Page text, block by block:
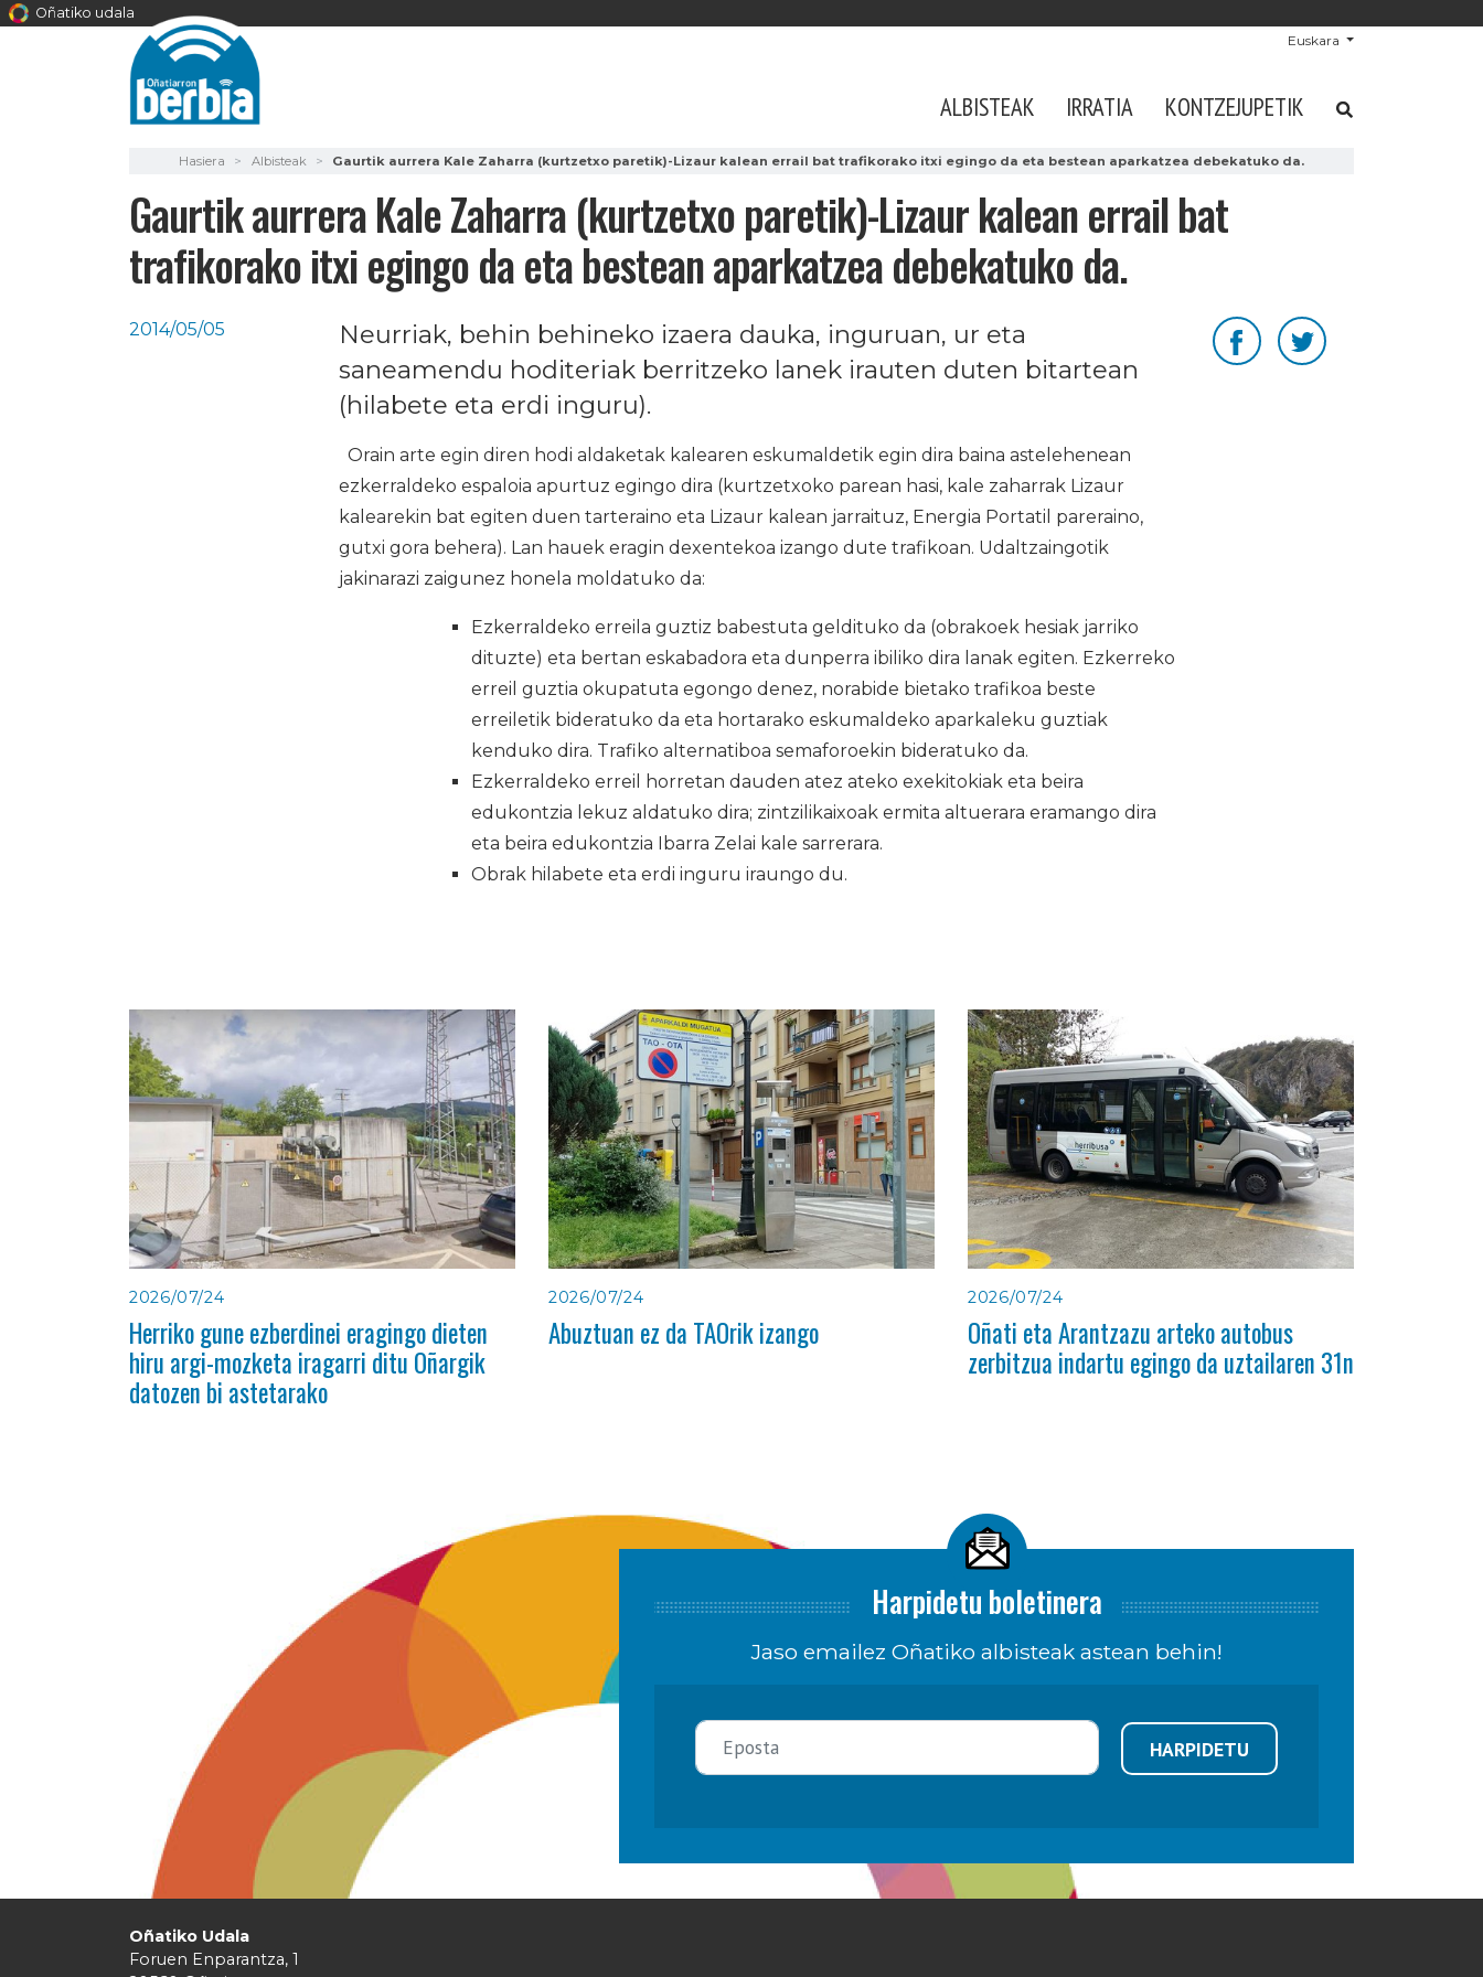
Oñatiko udala
Euskara
ALBISTEAK IRRATIA KONTZEJUPETIK
Hasiera Albisteak Gaurtik aurrera Kale Zaharra (kurtzetxo paretik)-Lizaur kalean errail bat trafikorako itxi egingo da eta bestean aparkatzea debekatuko da.
Gaurtik aurrera Kale Zaharra (kurtzetxo paretik)-Lizaur kalean errail bat
trafikorako itxi egingo da eta bestean aparkatzea debekatuko da.
2014/05/05
Neurriak, behin behineko izaera dauka, inguruan, ur eta
saneamendu hoditeriak berritzeko lanek irauten duten bitartean
(hilabete eta erdi inguru).
Orain arte egin diren hodi aldaketak kalearen eskumaldetik egin dira baina astelehenean
ezkerraldeko espaloia apurtuz egingo dira (kurtzetxoko parean hasi, kale zaharrak Lizaur
kalearekin bat egiten duen tarteraino eta Lizaur kalean jarraituz, Energia Portatil pareraino,
gutxi gora behera). Lan hauek eragin dexentekoa izango dute trafikoan. Udaltzaingotik
jakinarazi zaigunez honela moldatuko da:
Ezkerraldeko erreila guztiz babestuta geldituko da (obrakoek hesiak jarriko
dituzte) eta bertan eskabadora eta dunperra ibiliko dira lanak egiten. Ezkerreko
erreil guztia okupatuta egongo denez, norabide bietako trafikoa beste
erreiletik bideratuko da eta hortarako eskumaldeko aparkaleku guztiak
kenduko dira. Trafiko alternatiboa semaforoekin bideratuko da.
Ezkerraldeko erreil horretan dauden atez ateko exekitokiak eta beira
edukontzia lekuz aldatuko dira; zintzilikaixoak ermita altuerara eramango dira
eta beira edukontzia Ibarra Zelai kale sarrerara.
Obrak hilabete eta erdi inguru iraungo du.
2026/07/24
Herriko gune ezberdinei eragingo dieten
hiru argi-mozketa iragarri ditu Oñargik
datozen bi astetarako
2026/07/24
Abuztuan ez da TAOrik izango
2026/07/24
Oñati eta Arantzazu arteko autobus
zerbitzua indartu egingo da uztailaren 31n
Harpidetu boletinera
Jaso emailez Oñatiko albisteak astean behin!
HARPIDETU
Oñatiko Udala
Foruen Enparantza, 1